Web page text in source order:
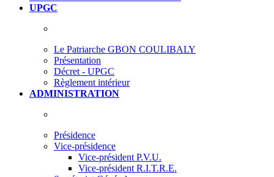
UPGC
Le Patriarche GBON COULIBALY
Présentation
Décret - UPGC
Règlement intérieur
ADMINISTRATION
Présidence
Vice-présidence
Vice-président P.V.U.
Vice-président R.I.T.R.E.